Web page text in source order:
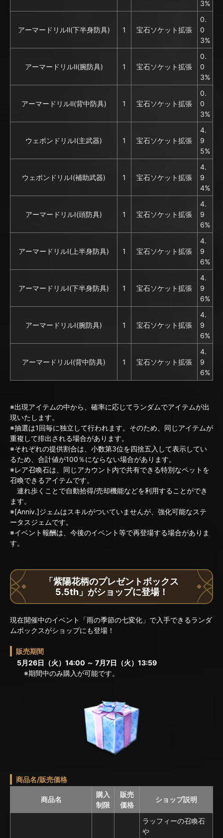
3%
アーマードリルⅡ(下半身防具) 1 宝石ソケット拡張
0.
0
3%
アーマードリルⅡ(腕防具) 1 宝石ソケット拡張
0.
0
3%
アーマードリルⅡ(背中防具) 1 宝石ソケット拡張
0.
0
3%
ウェポンドリルⅠ(主武器) 1 宝石ソケット拡張
4.
9
5%
ウェポンドリルⅠ(補助武器) 1 宝石ソケット拡張
4.
9
4%
アーマードリルⅠ(頭防具) 1 宝石ソケット拡張
4.
9
6%
アーマードリルⅠ(上半身防具) 1 宝石ソケット拡張
4.
9
6%
アーマードリルⅠ(下半身防具) 1 宝石ソケット拡張
4.
9
6%
アーマードリルⅠ(腕防具) 1 宝石ソケット拡張
4.
9
6%
アーマードリルⅠ(背中防具) 1 宝石ソケット拡張
4.
9
6%
※出現アイテムの中から、確率に応じてランダムでアイテムが出
現いたします。
※抽選は1回毎に独立して行われます。そのため、同じアイテムが
重複して排出される場合があります。
※それぞれの提供割合は、小数第3位を四捨五入して表示してい
るため、合計値が100％にならない場合があります。
※レア召喚石は、同じアカウント内で共有できる特別なペットを
召喚できるアイテムです。
連れ歩くことで自動拾得/売却機能などを利用することができ
ます。
※[Anniv.]ジェムはスキルがついていませんが、強化可能なステ
ータスジェムです。
※イベント報酬は、今後のイベント等で再登場する場合がありま
す。
「紫陽花柄のプレゼントボックス
5.5th」がショップに登場！
現在開催中のイベント「雨の季節の七変化」で入手できるランダ
ムボックスがショップにも登場！
販売期間
5月26日（火）14:00 ～ 7月7日（火）13:59
※期間中のみ購入が可能です。
商品名/販売価格
商品名
購入
制限
販売
価格
ショップ説明
ラッフィーの召喚石
や